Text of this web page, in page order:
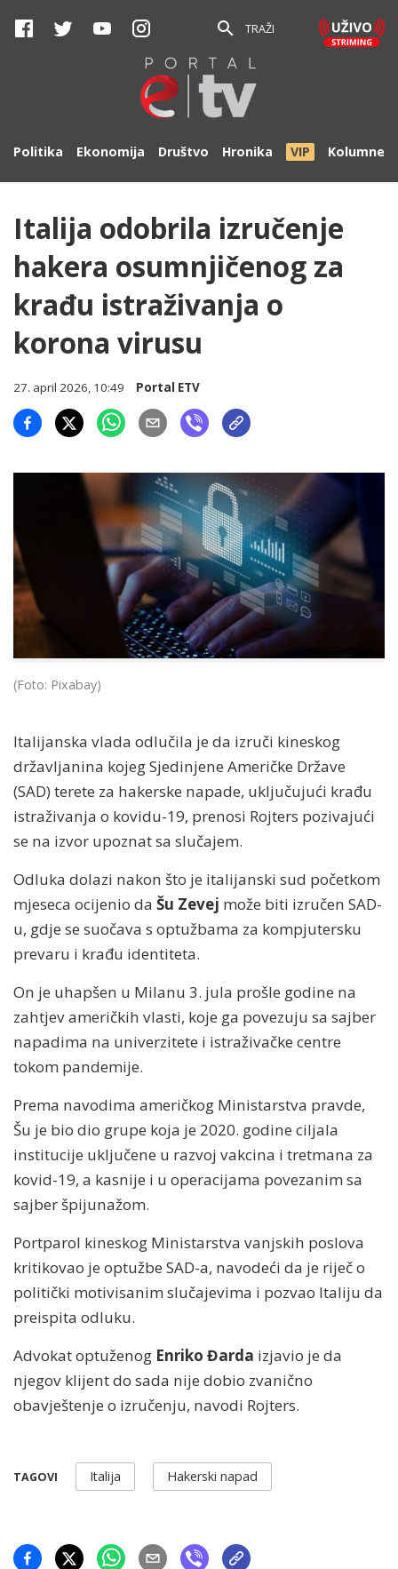
TRAŽI
Politika Ekonomija Društvo Hronika VIP Kolumne
Italija odobrila izručenje
hakera osumnjičenog za
krađu istraživanja o
korona virusu
27. april 2026, 10:49 Portal ETV
(Foto: Pixabay)
Italijanska vlada odlučila je da izruči kineskog
državljanina kojeg Sjedinjene Američke Države
(SAD) terete za hakerske napade, uključujući krađu
istraživanja o kovidu-19, prenosi Rojters pozivajući
se na izvor upoznat sa slučajem.
Odluka dolazi nakon što je italijanski sud početkom
mjeseca ocijenio da Šu Zevej može biti izručen SAD-
u, gdje se suočava s optužbama za kompjutersku
prevaru i krađu identiteta.
On je uhapšen u Milanu 3. jula prošle godine na
zahtjev američkih vlasti, koje ga povezuju sa sajber
napadima na univerzitete i istraživačke centre
tokom pandemije.
Prema navodima američkog Ministarstva pravde,
Šu je bio dio grupe koja je 2020. godine ciljala
institucije uključene u razvoj vakcina i tretmana za
kovid-19, a kasnije i u operacijama povezanim sa
sajber špijunažom.
Portparol kineskog Ministarstva vanjskih poslova
kritikovao je optužbe SAD-a, navodeći da je riječ o
politički motivisanim slučajevima i pozvao Italiju da
preispita odluku.
Advokat optuženog Enriko Đarda izjavio je da
njegov klijent do sada nije dobio zvanično
obavještenje o izručenju, navodi Rojters.
TAGOVI Italija Hakerski napad